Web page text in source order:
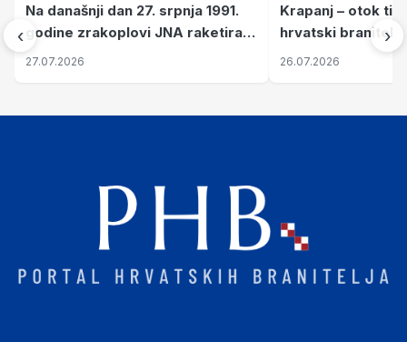
‹
Na današnji dan 27. srpnja 1991.
godine zrakoplovi JNA raketirali
su vojarnu i obučni centar "Nikola
27.07.2026
Krapanj – otok
hrvatski branitelji
pronalaze mir
26.07.2026
›